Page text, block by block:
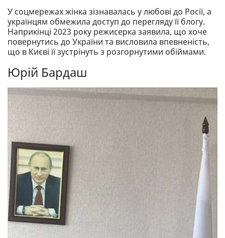
У соцмережах жінка зізнавалась у любові до Росії, а
українцям обмежила доступ до перегляду її блогу.
Наприкінці 2023 року режисерка заявила, що хоче
повернутись до України та висловила впевненість,
що в Києві її зустрінуть з розгорнутими обіймами.
Юрій Бардаш